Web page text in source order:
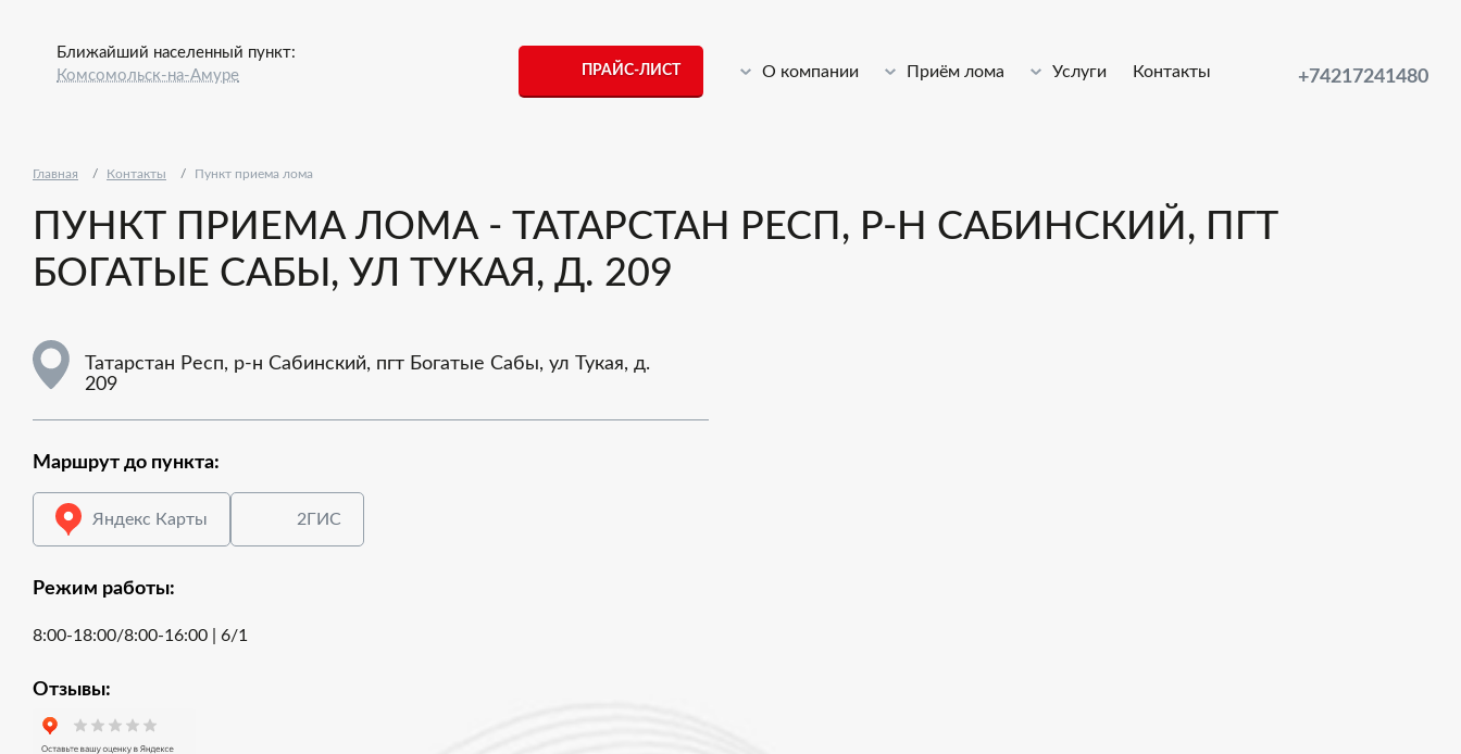
Ближайший населенный пункт:
Комсомольск-на-Амуре
ПРАЙС-ЛИСТ О компании Приём лома Услуги Контакты +74217241480
Главная Контакты Пункт приема лома
ПУНКТ ПРИЕМА ЛОМА - ТАТАРСТАН РЕСП, Р-Н САБИНСКИЙ, ПГТ
БОГАТЫЕ САБЫ, УЛ ТУКАЯ, Д. 209
Татарстан Респ, р-н Сабинский, пгт Богатые Сабы, ул Тукая, д.
209
Маршрут до пункта:
Яндекс Карты 2ГИС
Режим работы:
8:00-18:00/8:00-16:00 | 6/1
Отзывы: